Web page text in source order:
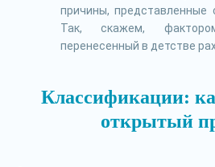
причины, представленные
Так, скажем,
перенесенный в детстве
Классификации:
открытый